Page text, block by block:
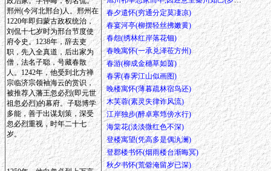
邢州(今河北邢台)人。邢州在
1220年即归蒙古政权统治，
刘侃十七岁时为邢台节度使
府令史。1238年，辞去吏
职，先入全真道，后出家为
僧，法名子聪，号藏春散
人。1242年，他受到北方禅
宗临济宗领袖海云的赏识，
被推荐入藩王忽必烈(即元世
祖忽必烈)的幕府。子聪博学
多能，善于出谋划策，深受
忽必烈重视，时年二十七
岁。
春夕遣怀(穷通分定莫凄凉)
春宴河亭(柳摆轻丝拂嫩黄)
春怨(绣林红岸落花钿)
春晚寓怀(一承兑泽莅方州)
春游(柳成金穗草如茵)
春霁(春霁江山似画图)
晚楼寓怀(薄暮疏林宿鸟还)
木芙蓉(素灵失律诈风流)
江岸独步(醉卓寒筇傍水行)
海棠花(淡淡微红色不深)
登楼寓望(凭高多是偶汍澜)
登郡楼书怀(烟雨楼台渐晦冥)
秋夕书怀(荒僻淹留岁已深)